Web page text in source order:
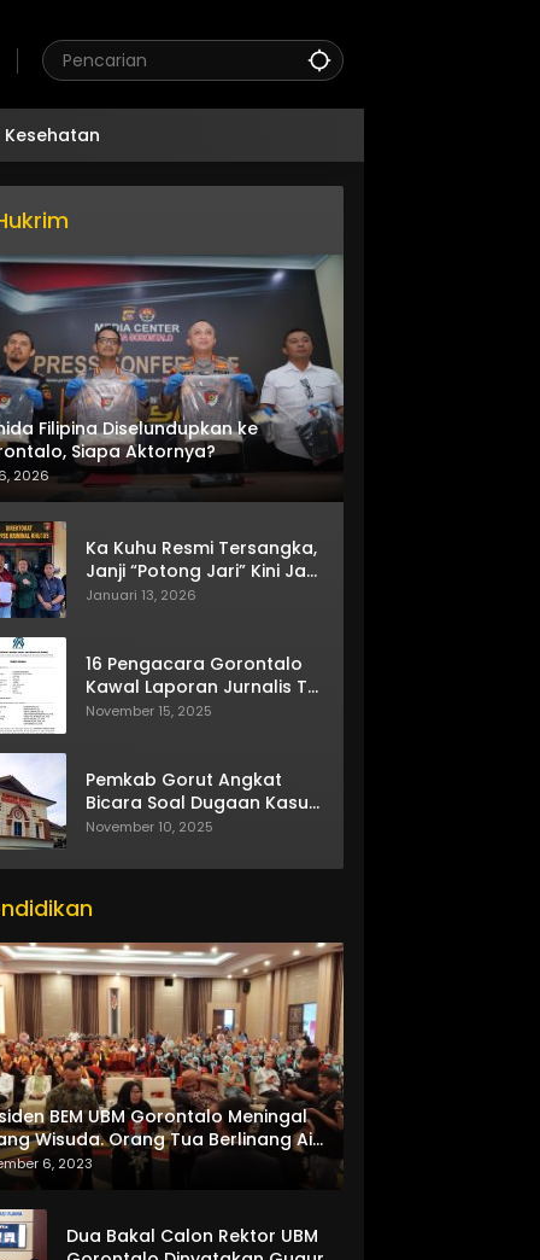
Kesehatan
Filipina Diselundupkan ke
Siapa Aktornya?
2026
Ka Kuhu Resmi Tersangka,
Janji “Potong Jari” Kini Jadi
Bumerang
Januari 13, 2026
16 Pengacara Gorontalo
Kawal Laporan Jurnalis TV
One
November 15, 2025
Pemkab Gorut Angkat
Bicara Soal Dugaan Kasus
Asusila Oknum ASN
November 10, 2025
BEM UBM Gorontalo Meningal
Wisuda. Orang Tua Berlinang Air
Menerima SKL dan Pemasangan
6, 2023
Dua Bakal Calon Rektor UBM